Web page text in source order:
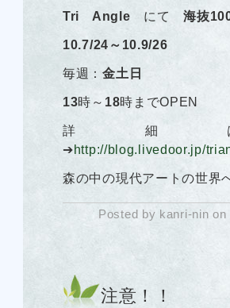
Tri Angle にて海抜
10.7/24～10.9/26
毎週：金土日
13時～ 18時までOPEN
詳細
➔http://blog.livedoor.jp/
森の中の現代アートの世
Posted by kanri-nin
注意！！